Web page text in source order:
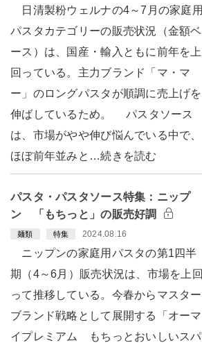
日清製粉ウェルナの4～7月の家庭用
パスタカテゴリーの販売状況（金額ベ
ース）は、国産・輸入ともに前年を上
回っている。主力ブランド「マ・マ
ー」のロングパスタが順調に売上げを
伸ばしているため。 パスタソース
は、市場がやや伸び悩んでいる中で、
ほぼ前年並みと…続きを読む
パスタ・パスタソース特集：ニップ
ン 「もちっと」の販売好調
麺類 特集 2024.08.16
ニップンの家庭用パスタの第1四半
期（4～6月）販売状況は、市場を上回
って推移している。今春からマスター
ブランド戦略として展開する「オーマ
イプレミアム もちっとおいしいスパ